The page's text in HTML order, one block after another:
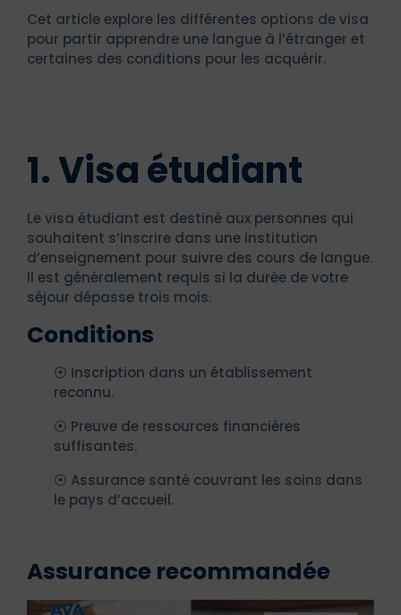
Cet article explore les différentes options de visa
pour partir apprendre une langue à l’étranger et
certaines des conditions pour les acquérir.
1. Visa étudiant
Le visa étudiant est destiné aux personnes qui
souhaitent s’inscrire dans une institution
d’enseignement pour suivre des cours de langue.
Il est généralement requis si la durée de votre
séjour dépasse trois mois.
Conditions
⦿ Inscription dans un établissement
reconnu.
⦿ Preuve de ressources financières
suffisantes.
⦿ Assurance santé couvrant les soins dans
le pays d’accueil.
Assurance recommandée